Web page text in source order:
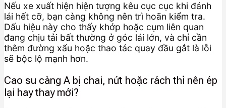
Nếu xe xuất hiện hiện tượng kêu cục cục khi đánh
lái hết cỡ, bạn càng không nên trì hoãn kiểm tra.
Dấu hiệu này cho thấy khớp hoặc cụm liên quan
đang chịu tải bất thường ở góc lái lớn, và chỉ cần
thêm đường xấu hoặc thao tác quay đầu gắt là lỗi
sẽ bộc lộ mạnh hơn.
Cao su càng A bị chai, nứt hoặc rách thì nên ép
lại hay thay mới?